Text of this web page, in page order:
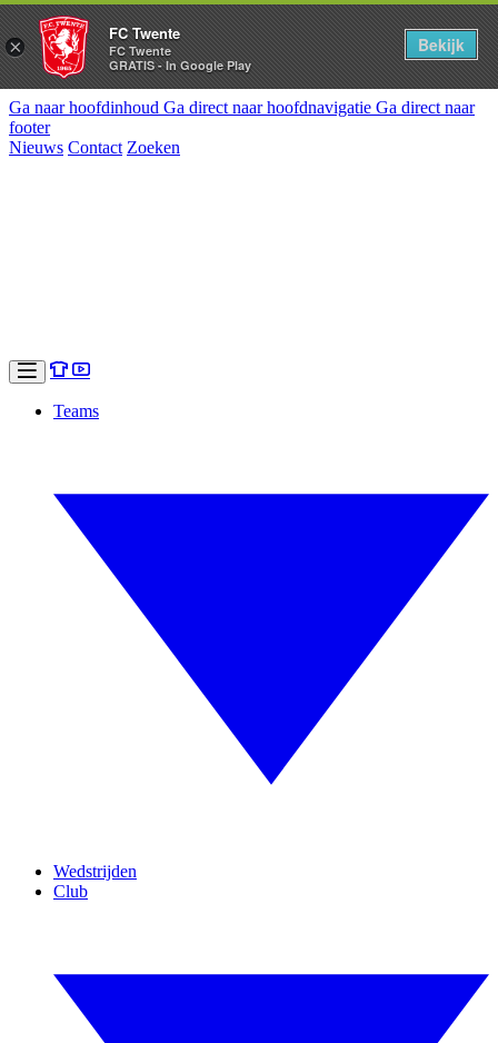
Ga naar hoofdinhoud Ga direct naar hoofdnavigatie Ga direct naar
footer
Nieuws Contact Zoeken
Teams
Wedstrijden
Club
×
FC Twente
FC Twente
GRATIS - In Google Play
Bekijk